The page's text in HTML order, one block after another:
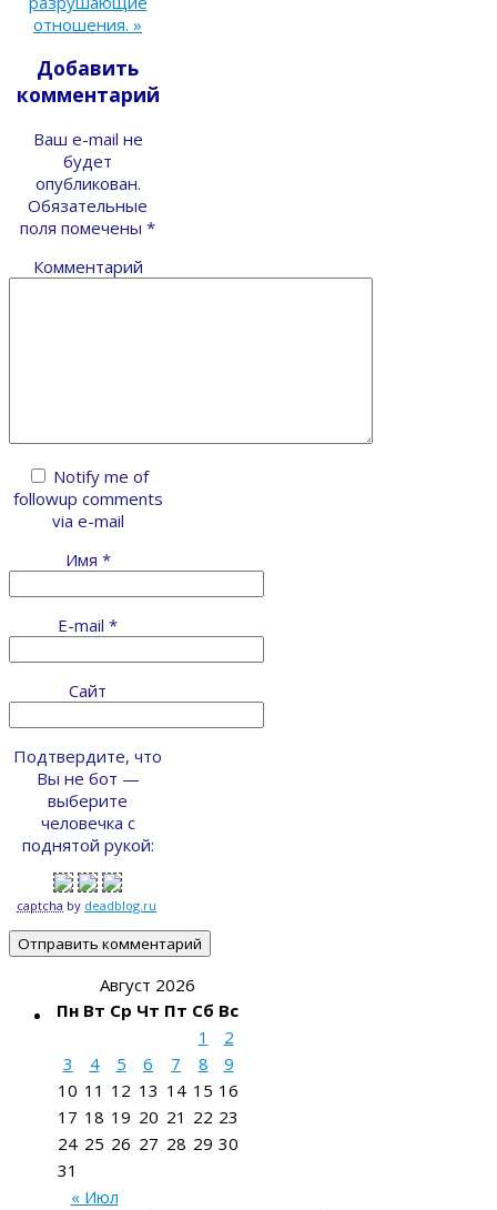
отношения. »
Добавить
комментарий
Ваш e-mail не
будет
опубликован.
Обязательные
поля помечены *
Комментарий
Notify me of
followup comments
via e-mail
Имя *
E-mail *
Сайт
Подтвердите, что
Вы не бот —
выберите
человечка с
поднятой рукой:
captcha by deadblog.ru
Август 2026
Пн Вт Ср Чт Пт Сб Вс
« Июл
1
2
3
4 5 6 7 8
9
10 11 12 13 14 15 16
17 18 19 20 21 22 23
24 25 26 27 28 29 30
31